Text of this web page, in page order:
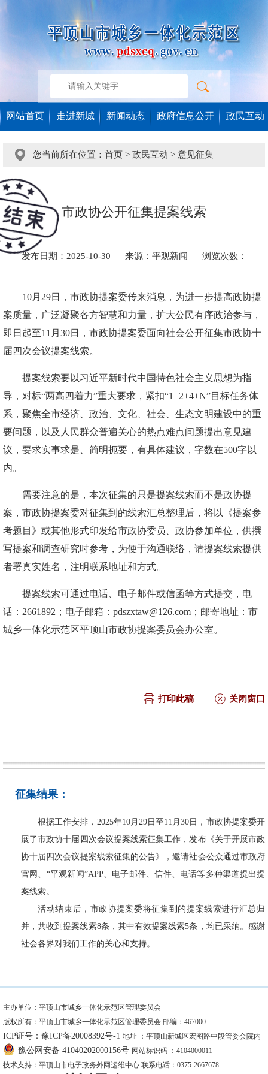
网站首页 走进新城 新闻动态 政府信息公开 政民互动
您当前所在位置： 首页 > 政民互动 > 意见征集
市政协公开征集提案线索
发布日期：2025-10-30 来源：平观新闻 浏览次数：
10月29日，市政协提案委传来消息，为进一步提高政协提
案质量，广泛凝聚各方智慧和力量，扩大公民有序政治参与，
即日起至11月30日，市政协提案委面向社会公开征集市政协十
届四次会议提案线索。
提案线索要以习近平新时代中国特色社会主义思想为指
导，对标“两高四着力”重大要求，紧扣“1+2+4+N”目标任务体
系，聚焦全市经济、政治、文化、社会、生态文明建设中的重
要问题，以及人民群众普遍关心的热点难点问题提出意见建
议，要求实事求是、简明扼要，有具体建议，字数在500字以
内。
需要注意的是，本次征集的只是提案线索而不是政协提
案，市政协提案委对征集到的线索汇总整理后，将以《提案参
考题目》或其他形式印发给市政协委员、政协参加单位，供撰
写提案和调查研究时参考，为便于沟通联络，请提案线索提供
者署真实姓名，注明联系地址和方式。
提案线索可通过电话、电子邮件或信函等方式提交，电
话：2661892；电子邮箱：pdszxtaw@126.com；邮寄地址：市
城乡一体化示范区平顶山市政协提案委员会办公室。
打印此稿 关闭窗口
征集结果：
根据工作安排，2025年10月29日至11月30日，市政协提案委开
展了市政协十届四次会议提案线索征集工作，发布《关于开展市政
协十届四次会议提案线索征集的公告》，邀请社会公众通过市政府
官网、“平观新闻”APP、电子邮件、信件、电话等多种渠道提出提
案线索。
活动结束后，市政协提案委将征集到的提案线索进行汇总归
并，共收到提案线索8条，其中有效提案线索5条，均已采纳。感谢
社会各界对我们工作的关心和支持。
主办单位：平顶山市城乡一体化示范区管理委员会
版权所有：平顶山市城乡一体化示范区管理委员会 邮编：467000
ICP证号：豫ICP备20008392号-1 地址 ：平顶山新城区宏图路中段管委会院内
豫公网安备 41040202000156号 网站标识码 ：4104000011
技术支持：平顶山市电子政务外网运维中心 联系电话：0375-2667678